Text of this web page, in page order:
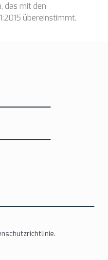
das mit den
übereinstimmt.